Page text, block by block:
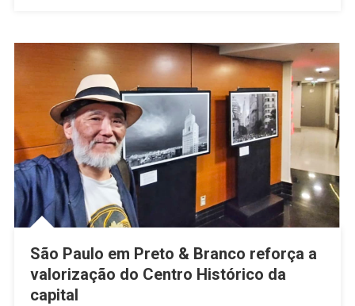
São Paulo em Preto & Branco reforça a
valorização do Centro Histórico da
capital